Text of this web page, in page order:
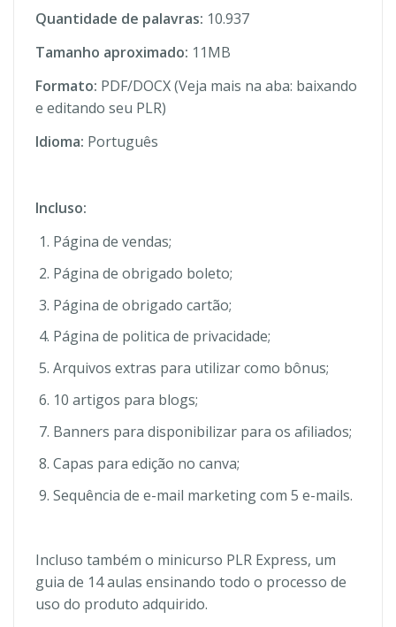
Quantidade de palavras: 10.937
Tamanho aproximado: 11MB
Formato: PDF/DOCX (Veja mais na aba: baixando
e editando seu PLR)
Idioma: Português
Incluso:
Página de vendas;
Página de obrigado boleto;
Página de obrigado cartão;
Página de politica de privacidade;
Arquivos extras para utilizar como bônus;
10 artigos para blogs;
Banners para disponibilizar para os afiliados;
Capas para edição no canva;
Sequência de e-mail marketing com 5 e-mails.
Incluso também o minicurso PLR Express, um
guia de 14 aulas ensinando todo o processo de
uso do produto adquirido.